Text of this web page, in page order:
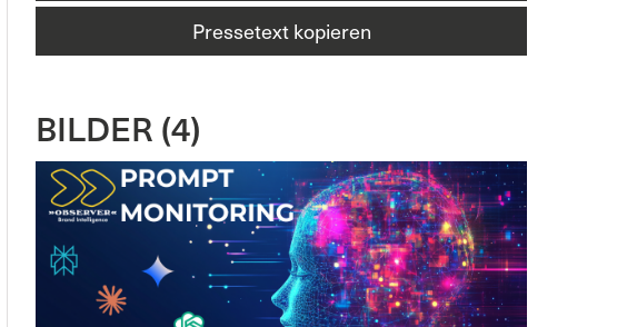
Pressetext kopieren
BILDER (4)